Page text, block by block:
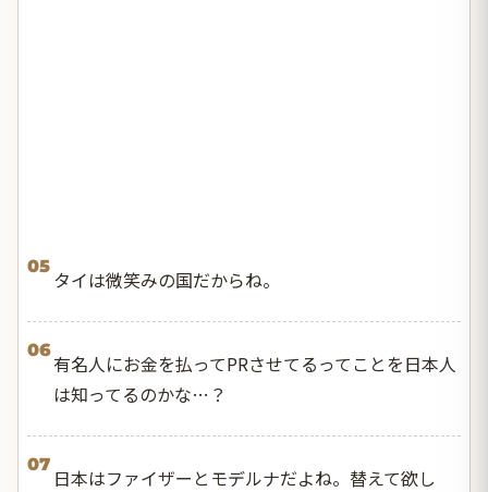
05
タイは微笑みの国だからね。
06
有名人にお金を払ってPRさせてるってことを日本人
は知ってるのかな…？
07
日本はファイザーとモデルナだよね。替えて欲し